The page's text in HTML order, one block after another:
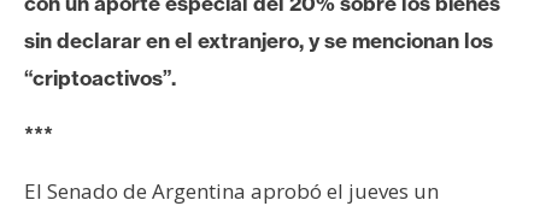
E
sin declarar en el extranjero, y se mencionan los
“criptoactivos”.
***
El Senado de Argentina aprobó el jueves un